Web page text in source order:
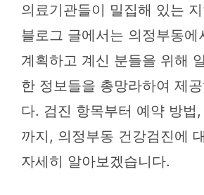
의료기관들이 밀집해 있는
블로그 글에서는 의정부동에
계획하고 계신 분들을 위해
한 정보들을 총망라하여 제
다. 검진 항목부터 예약 방법
까지, 의정부동 건강검진에
자세히 알아보겠습니다.